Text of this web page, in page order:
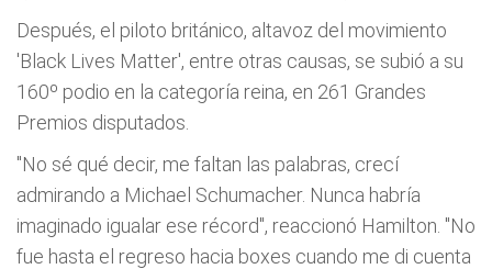
Después, el piloto británico, altavoz del movimiento
'Black Lives Matter', entre otras causas, se subió a su
160º podio en la categoría reina, en 261 Grandes
Premios disputados.
"No sé qué decir, me faltan las palabras, crecí
admirando a Michael Schumacher. Nunca habría
imaginado igualar ese récord", reaccionó Hamilton. "No
fue hasta el regreso hacia boxes cuando me di cuenta